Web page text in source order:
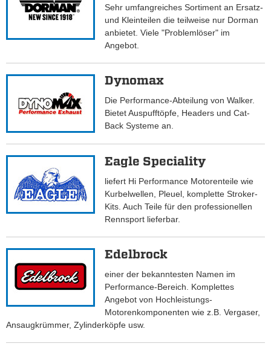
Sehr umfangreiches Sortiment an Ersatz-
und Kleinteilen die teilweise nur Dorman
anbietet. Viele "Problemlöser" im
Angebot.
Dynomax
Die Performance-Abteilung von Walker.
Bietet Auspufftöpfe, Headers und Cat-
Back Systeme an.
Eagle Speciality
liefert Hi Performance Motorenteile wie
Kurbelwellen, Pleuel, komplette Stroker-
Kits. Auch Teile für den professionellen
Rennsport lieferbar.
Edelbrock
einer der bekanntesten Namen im
Performance-Bereich. Komplettes
Angebot von Hochleistungs-
Motorenkomponenten wie z.B. Vergaser,
Ansaugkrümmer, Zylinderköpfe usw.